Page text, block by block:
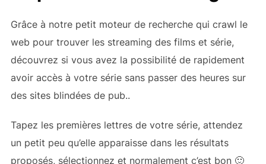
Grâce à notre petit moteur de recherche qui crawl le
web pour trouver les streaming des films et série,
découvrez si vous avez la possibilité de rapidement
avoir accès à votre série sans passer des heures sur
des sites blindées de pub..
Tapez les premières lettres de votre série, attendez
un petit peu qu’elle apparaisse dans les résultats
proposés, sélectionnez et normalement c’est bon 🙂